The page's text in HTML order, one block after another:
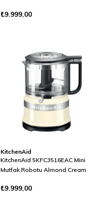
₺9.999,00
KitchenAid
KitchenAid 5KFC3516EAC Mini
Mutfak Robotu Almond Cream
₺9.999,00